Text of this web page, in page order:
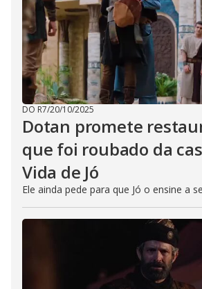
DO R7/20/10/2025
Dotan promete
que foi roubado da
Vida de Jó
Ele ainda pede para que Jó o ensine a